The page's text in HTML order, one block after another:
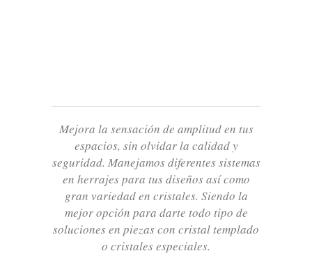
Mejora la sensación de amplitud en tus
espacios, sin olvidar la calidad y
seguridad. Manejamos diferentes sistemas
en herrajes para tus diseños así como
gran variedad en cristales. Siendo la
mejor opción para darte todo tipo de
soluciones en piezas con cristal templado
o cristales especiales.